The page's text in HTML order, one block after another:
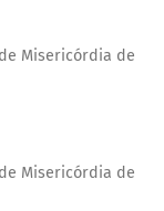
Misericórdia de
Misericórdia de